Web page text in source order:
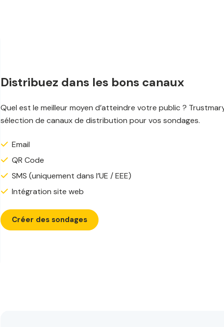
Distribuez dans les bons canaux
Quel est le meilleur moyen d’atteindre votre public ?
sélection de canaux de distribution pour vos sondages.
Email
QR Code
SMS (uniquement dans l’UE / EEE)
Intégration site web
Créer des sondages